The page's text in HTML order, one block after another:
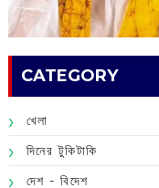
CATEGORY
খেলা
দিনের টুকিটাকি
দেশ - বিদেশ